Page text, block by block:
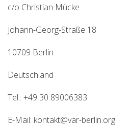
c/o Christian Mücke
Johann-Georg-Straße 18
10709 Berlin
Deutschland
Tel.: +49 30 89006383
E-Mail: kontakt@var-berlin.org